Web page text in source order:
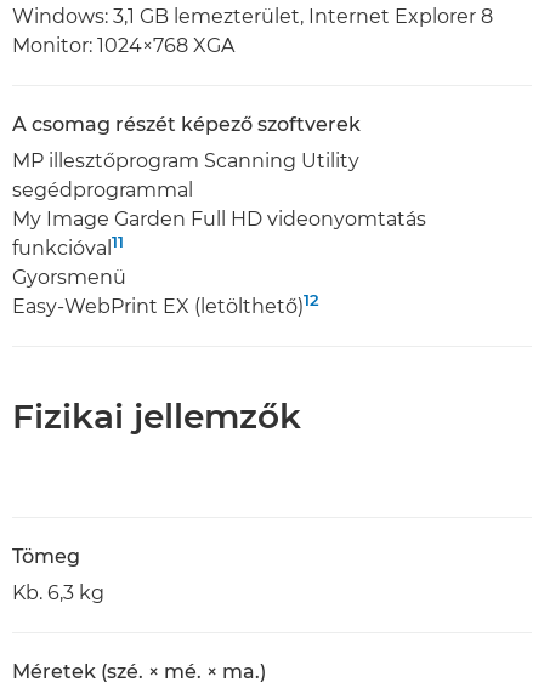
Windows: 3,1 GB lemezterület, Internet Explorer 8
Monitor: 1024×768 XGA
A csomag részét képező szoftverek
MP illesztőprogram Scanning Utility
segédprogrammal
My Image Garden Full HD videonyomtatás
funkcióval 11
Gyorsmenü
Easy-WebPrint EX (letölthető)12
Fizikai jellemzők
Tömeg
Kb. 6,3 kg
Méretek (szé. × mé. × ma.)